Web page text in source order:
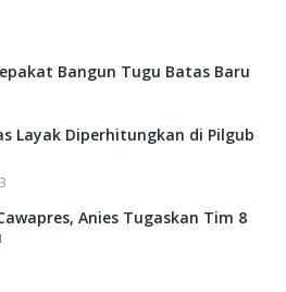
Bangun Tugu Batas Baru
Layak Diperhitungkan di Pilgub
Anies Tugaskan Tim 8